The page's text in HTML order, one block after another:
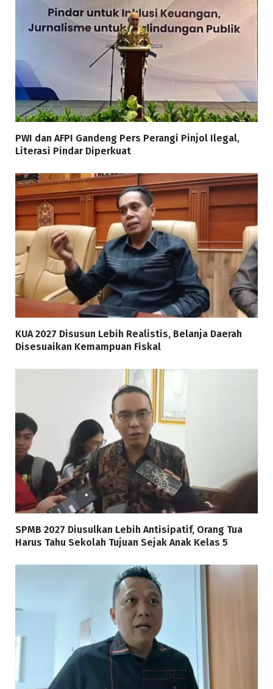
PWI dan AFPI Gandeng Pers Perangi Pinjol Ilegal,
Literasi Pindar Diperkuat
KUA 2027 Disusun Lebih Realistis, Belanja Daerah
Disesuaikan Kemampuan Fiskal
SPMB 2027 Diusulkan Lebih Antisipatif, Orang Tua
Harus Tahu Sekolah Tujuan Sejak Anak Kelas 5